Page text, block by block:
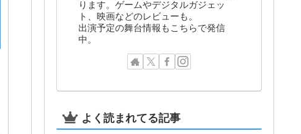
ります。ゲームやデジタルガジェッ
ト、映画などのレビューも。
出演予定の舞台情報もこちらで発信
中。
よく読まれてる記事